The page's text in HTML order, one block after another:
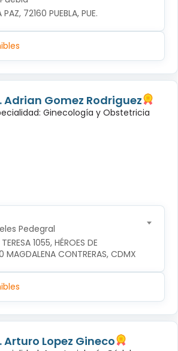
72160 PUEBLA, PUE.
Adrian Gomez Rodriguez
Ginecología y Obstetricia
Pedegral
1055, HÉROES DE
MAGDALENA CONTRERAS, CDMX
Arturo Lopez Gineco